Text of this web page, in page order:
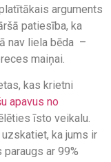
arguments
patiesība, ka
nav liela bēda –
maiņai.
kas krietni
apavus no
īsto veikalu.
ka jums ir
ar 99%